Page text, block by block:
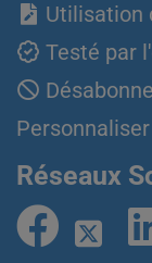
Utilisation
Testé par
Réseaux